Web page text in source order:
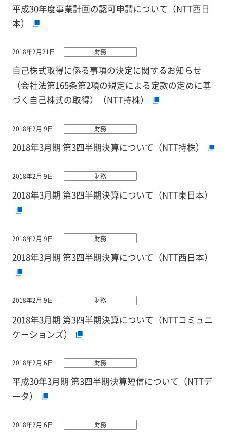
平成30年度事業計画の認可申請について（NTT西日
本）
2018年2月21日 財務
自己株式取得に係る事項の決定に関するお知らせ
（会社法第165条第2項の規定による定款の定めに基
づく自己株式の取得）（NTT持株）
2018年2月 9日 財務
2018年3月期 第3四半期決算について（NTT持株）
2018年2月 9日 財務
2018年3月期 第3四半期決算について（NTT東日本）
2018年2月 9日 財務
2018年3月期 第3四半期決算について（NTT西日本）
2018年2月 9日 財務
2018年3月期 第3四半期決算について（NTTコミュニ
ケーションズ）
2018年2月 6日 財務
平成30年3月期 第3四半期決算短信について（NTTデ
ータ）
2018年2月 6日 財務